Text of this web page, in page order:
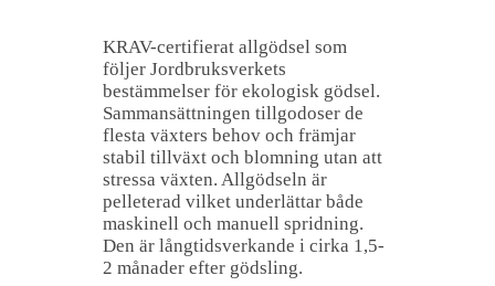
KRAV-certifierat allgödsel som
följer Jordbruksverkets
bestämmelser för ekologisk gödsel.
Sammansättningen tillgodoser de
flesta växters behov och främjar
stabil tillväxt och blomning utan att
stressa växten. Allgödseln är
pelleterad vilket underlättar både
maskinell och manuell spridning.
Den är långtidsverkande i cirka 1,5-
2 månader efter gödsling.